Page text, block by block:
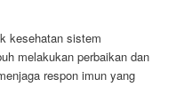
kesehatan sistem
melakukan perbaikan dan
respon imun yang